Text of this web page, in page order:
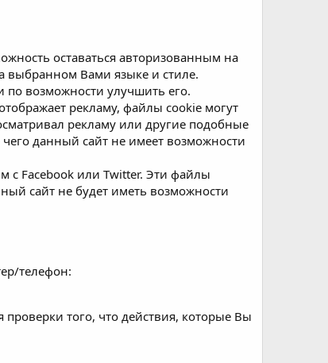
оставаться авторизованным на
выбранном Вами языке и стиле.
по возможности улучшить его.
рекламу, файлы cookie могут
рекламу или другие подобные
данный сайт не имеет возможности
с Facebook или Twitter. Эти файлы
сайт не будет иметь возможности
телефон:
того, что действия, которые Вы